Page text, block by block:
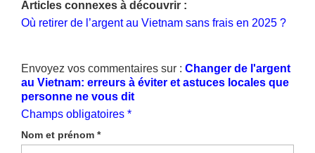
Articles connexes à découvrir :
Où retirer de l’argent au Vietnam sans frais en 2025 ?
Envoyez vos commentaires sur : Changer de l'argent
au Vietnam: erreurs à éviter et astuces locales que
personne ne vous dit
Champs obligatoires *
Nom et prénom *